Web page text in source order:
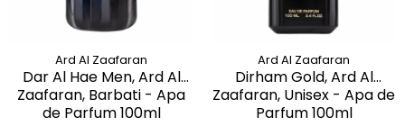
Ard Al Zaafaran
Dar Al Hae Men, Ard Al
Zaafaran, Barbati - Apa
de Parfum 100ml
Ard Al Zaafaran
Dirham Gold, Ard Al
Zaafaran, Unisex - Apa de
Parfum 100ml